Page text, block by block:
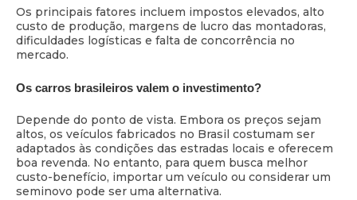
Os principais fatores incluem impostos elevados, alto
custo de produção, margens de lucro das montadoras,
dificuldades logísticas e falta de concorrência no
mercado.
Os carros brasileiros valem o investimento?
Depende do ponto de vista. Embora os preços sejam
altos, os veículos fabricados no Brasil costumam ser
adaptados às condições das estradas locais e oferecem
boa revenda. No entanto, para quem busca melhor
custo-benefício, importar um veículo ou considerar um
seminovo pode ser uma alternativa.